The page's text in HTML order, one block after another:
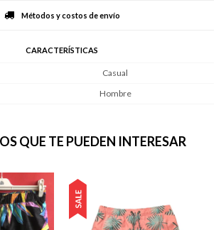
Métodos y costos de envío
CARACTERÍSTICAS
Casual
Hombre
QUE TE PUEDEN INTERESAR